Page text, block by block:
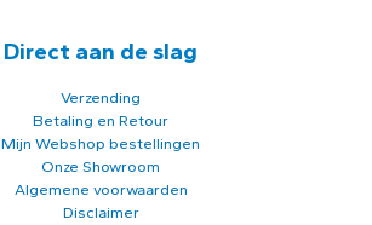
Direct aan de slag
Verzending
Betaling en Retour
Mijn Webshop bestellingen
Onze Showroom
Algemene voorwaarden
Disclaimer